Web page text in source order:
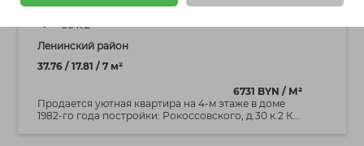
30 к.2
Ленинский район
37.76 / 17.81 / 7 м²
6731 BYN / М²
Продается уютная квартира на 4-м этаже в доме
1982-го года постройки: Рокоссовского, д.30 к.2 К...